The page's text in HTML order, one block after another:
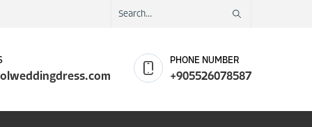
PHONE NUMBER
+905526078587